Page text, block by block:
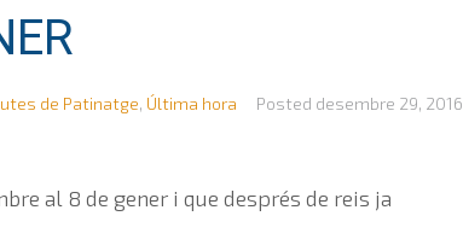
de Patinatge, Última hora Posted desembre 29, 2016
al 8 de gener i que després de reis ja